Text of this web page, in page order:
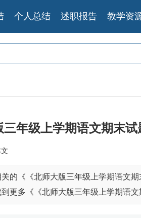
个人总结 述职报告 教学资
三年级上学期语文期末试
的《《北师大版三年级上学期语文
更多《《北师大版三年级上学期语文